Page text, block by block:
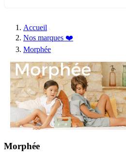
Accueil
Nos marques ❤️
Morphée
Morphée